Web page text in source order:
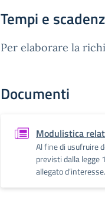
Tempi e
Per elaborare la
Documenti
Modulistica
Al fine di usufruire
previsti dalla legge
allegato d’interesse.